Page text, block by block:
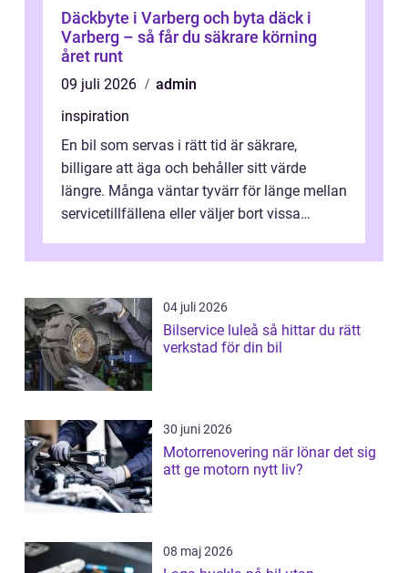
Däckbyte i Varberg och byta däck i
Varberg – så får du säkrare körning
året runt
09 juli 2026
admin
inspiration
En bil som servas i rätt tid är säkrare,
billigare att äga och behåller sitt värde
längre. Många väntar tyvärr för länge mellan
servicetillfällena eller väljer bort vissa
04 juli 2026
Bilservice luleå så hittar du rätt
verkstad för din bil
30 juni 2026
Motorrenovering när lönar det sig
att ge motorn nytt liv?
08 maj 2026